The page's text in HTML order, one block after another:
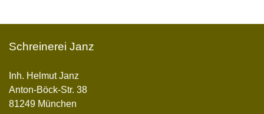
Schreinerei Janz
Inh. Helmut Janz
Anton-Böck-Str. 38
81249 München